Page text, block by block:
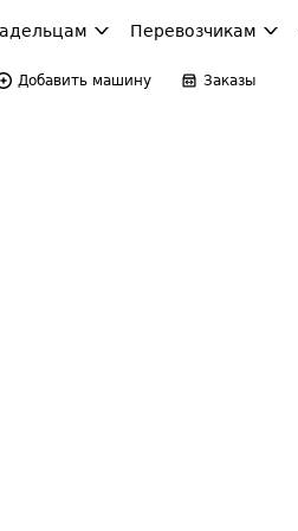
Перевозчикам
Добавить машину Заказы